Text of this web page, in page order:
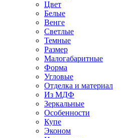
Цвет
Белые
Венге
Светлые
Темные
Размер
Малогабаритные
Форма
Угловые
Отделка и материал
Из МДФ
Зеркальные
Особенности
Купе
Эконом